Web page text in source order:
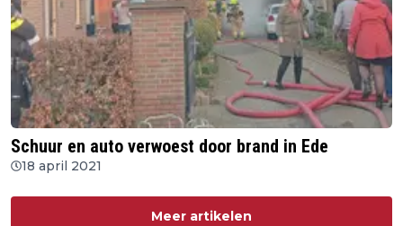
Schuur en auto verwoest door brand in Ede
18 april 2021
Meer artikelen